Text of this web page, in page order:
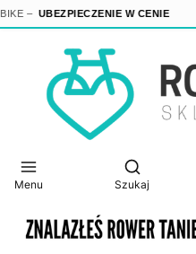
– UBEZPIECZENIE W CENIE
Menu
Otwórz
Szukaj